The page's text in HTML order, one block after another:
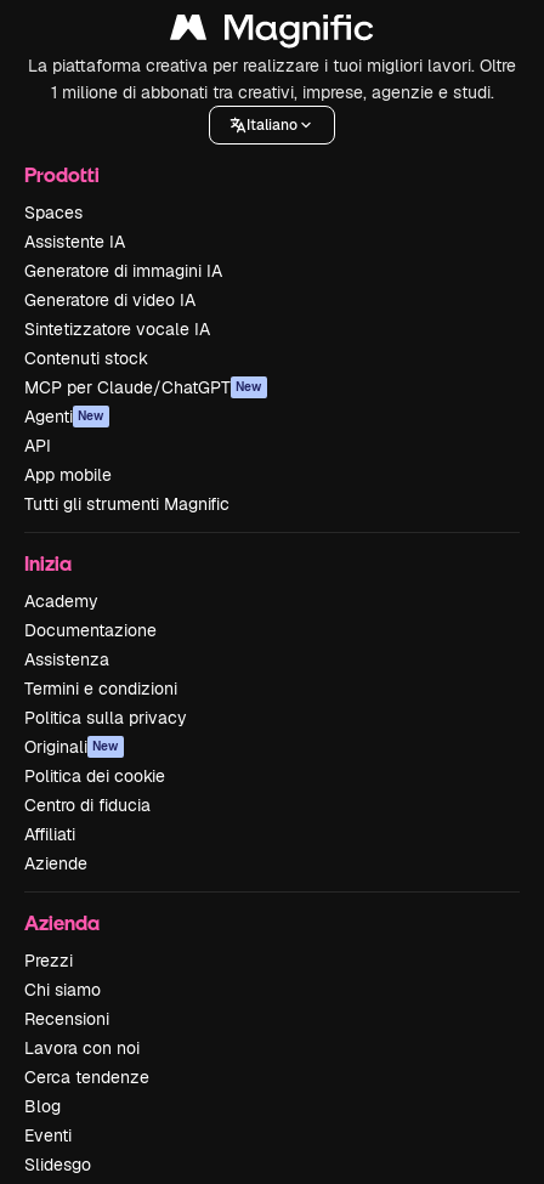
La piattaforma creativa per realizzare i tuoi migliori lavori. Oltre
1 milione di abbonati tra creativi, imprese, agenzie e studi.
Italiano
Prodotti
Spaces
Assistente IA
Generatore di immagini IA
Generatore di video IA
Sintetizzatore vocale IA
Contenuti stock
MCP per Claude/ChatGPT New
Agenti New
API
App mobile
Tutti gli strumenti Magnific
Inizia
Academy
Documentazione
Assistenza
Termini e condizioni
Politica sulla privacy
Originali New
Politica dei cookie
Centro di fiducia
Affiliati
Aziende
Azienda
Prezzi
Chi siamo
Recensioni
Lavora con noi
Cerca tendenze
Blog
Eventi
Slidesgo